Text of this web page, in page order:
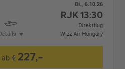
Di., 6.10.26
RJK13:30
Direktflug
Wizz Air Hungary
ab € 227,-